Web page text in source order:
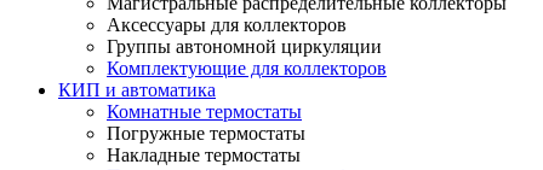
Аксессуары для коллекторов
Группы автономной циркуляции
Комплектующие для коллекторов
КИП и автоматика
Комнатные термостаты
Погружные термостаты
Накладные термостаты